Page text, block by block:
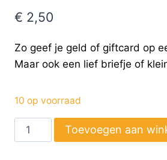
€ 2,50
Zo geef je geld of giftcard op
Maar ook een lief briefje of
10 op voorraad
Toevoegen aan